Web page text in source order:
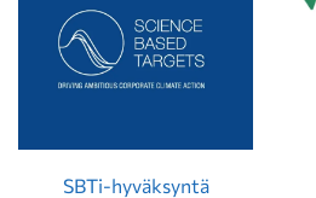
SBTi-hyväksyntä